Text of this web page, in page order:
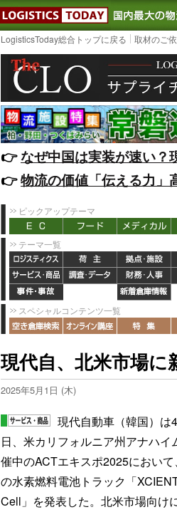
LOGISTICS
LogisticsToday総合トップに戻る 取材のご
👉️なぜ中国は実装が速い？
👉️物流の価値「伝える力」
ピックアップテーマ
テーマ一覧
スペシャルコンテンツ一覧
現代自、北米市場に
2025年5月1日 (木)
現代自動車（韓国）は
日、米カリフォルニア州アナハイ
催中のACTエキスポ2025において
の水素燃料電池トラック「
Cell」を発表した。北米市場向け